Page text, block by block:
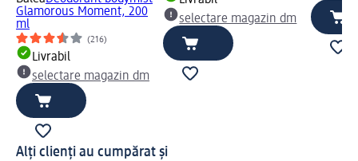
Glamorous Moment, 200
ml
(216)
Livrabil
selectare magazin dm
selectare magazin dm
Alți clienți au cumpărat și